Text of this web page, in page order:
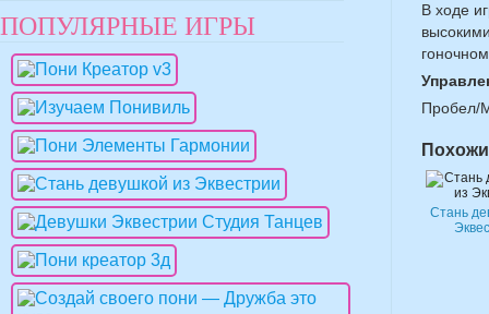
В ходе
Пробел/
Стань
ПОПУЛЯРНЫЕ ИГРЫ